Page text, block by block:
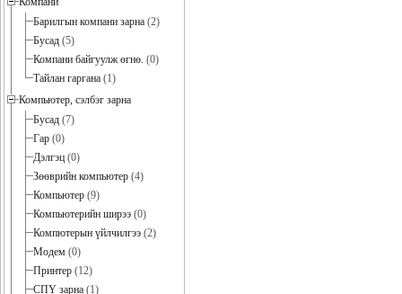
Барилгын компани зарна (2)
Бусад (5)
Компани байгуулж өгнө. (0)
Тайлан гаргана (1)
Компьютер, сэлбэг зарна
Бусад (7)
Гар (0)
Дэлгэц (0)
Зөөврийн компьютер (4)
Компьютер (9)
Компьютерийн ширээ (0)
Компютерын үйлчилгээ (2)
Модем (0)
Принтер (12)
СПҮ зарна (1)